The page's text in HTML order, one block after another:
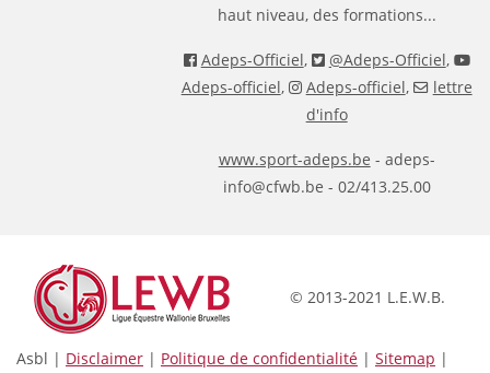
haut niveau, des formations...
Adeps-Officiel, @Adeps-Officiel,
Adeps-officiel, Adeps-officiel,
lettre
d'info
www.sport-adeps.be - adeps-
info@cfwb.be - 02/413.25.00
© 2013-2021 L.E.W.B.
Asbl | Disclaimer | Politique de confidentialité | Sitemap |